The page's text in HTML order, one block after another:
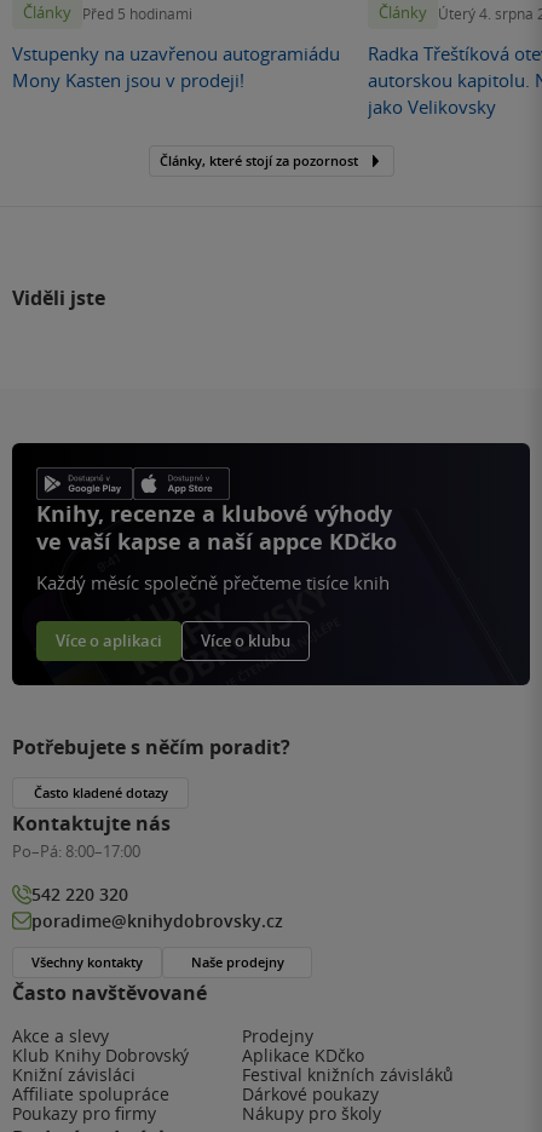
Články Před 5 hodinami
Vstupenky na uzavřenou autogramiádu
Mony Kasten jsou v prodeji!
Články Úterý 4. srpna
Radka Třeštíková
autorskou kapitolu.
jako Velikovsky
Články, které stojí za pozornost
Viděli jste
Knihy, recenze a klubové výhody
ve vaší kapse a naší appce KDčko
Každý měsíc společně přečteme tisíce knih
Více o aplikaci Více o klubu
Často navštěvované
Akce a slevy
Prodejny
Klub Knihy Dobrovský
Aplikace KDčko
Knižní závisláci
Festival knižních závisláků
Affiliate spolupráce
Dárkové poukazy
Poukazy pro firmy
Nákupy pro školy
Potřebujete s něčím poradit?
Často kladené dotazy
Kontaktujte nás
Po–Pá: 8:00–17:00
542 220 320
poradime@knihydobrovsky.cz
Všechny kontakty Naše prodejny